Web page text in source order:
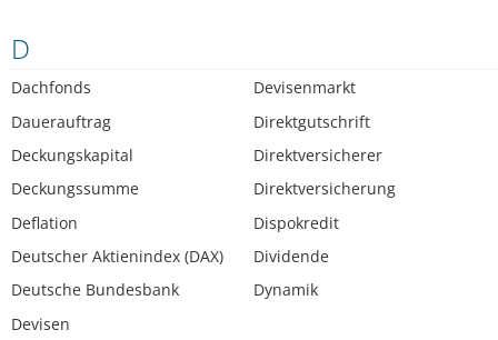
D
Dachfonds
Dauerauftrag
Deckungskapital
Deckungssumme
Deflation
Deutscher Aktienindex (DAX)
Deutsche Bundesbank
Devisen
Devisenmarkt
Direktgutschrift
Direktversicherer
Direktversicherung
Dispokredit
Dividende
Dynamik